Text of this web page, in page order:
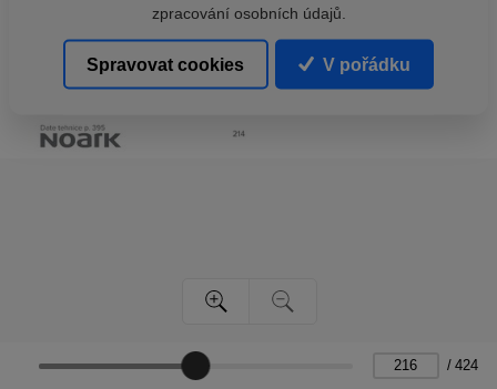
/ 424
zpracování osobních údajů.
Spravovat cookies V pořádku